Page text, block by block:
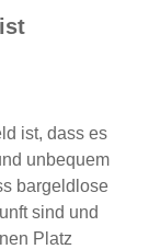
ist, dass es
unbequem
bargeldlose
sind und
Platz